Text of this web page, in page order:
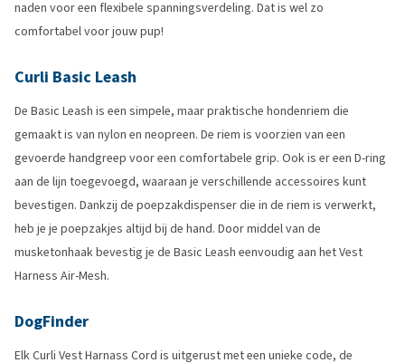
naden voor een flexibele spanningsverdeling. Dat is wel zo
comfortabel voor jouw pup!
Curli Basic Leash
De Basic Leash is een simpele, maar praktische hondenriem die
gemaakt is van nylon en neopreen. De riem is voorzien van een
gevoerde handgreep voor een comfortabele grip. Ook is er een D-ring
aan de lijn toegevoegd, waaraan je verschillende accessoires kunt
bevestigen. Dankzij de poepzakdispenser die in de riem is verwerkt,
heb je je poepzakjes altijd bij de hand. Door middel van de
musketonhaak bevestig je de Basic Leash eenvoudig aan het Vest
Harness Air-Mesh.
DogFinder
Elk Curli Vest Harnass Cord is uitgerust met een unieke code, de